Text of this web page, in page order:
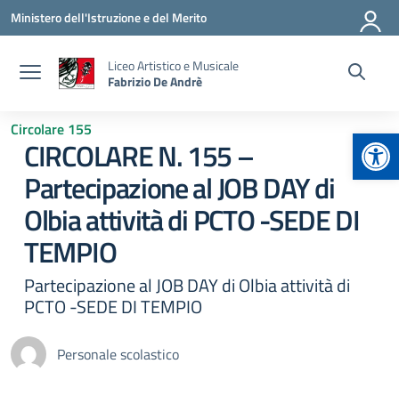
Vai ai contenuti
Vai al menu di navigazione
Vai al footer
Ministero dell'Istruzione e del Merito
Liceo Artistico e Musicale
Fabrizio De Andrè
Circolare 155
CIRCOLARE N. 155 –
Partecipazione al JOB DAY di
Olbia attività di PCTO -SEDE DI
TEMPIO
Partecipazione al JOB DAY di Olbia attività di
PCTO -SEDE DI TEMPIO
Personale scolastico